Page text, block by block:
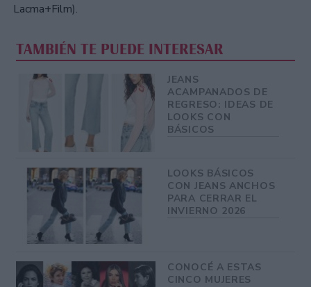
Lacma+Film).
TAMBIÉN TE PUEDE INTERESAR
JEANS
ACAMPANADOS DE
REGRESO: IDEAS DE
LOOKS CON
BÁSICOS
LOOKS BÁSICOS
CON JEANS ANCHOS
PARA CERRAR EL
INVIERNO 2026
CONOCÉ A ESTAS
CINCO MUJERES